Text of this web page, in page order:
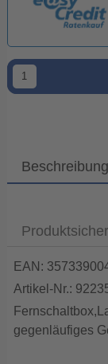
Beschreibung
EAN:
Artikel-Nr.:
gegenläufiges